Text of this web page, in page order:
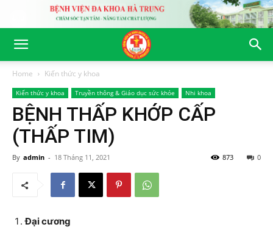
Home Kiến thức y khoa
Kiến thức y khoa Truyền thông & Giáo dục sức khỏe Nhi khoa
BỆNH THẤP KHỚP CẤP
(THẤP TIM)
By admin - 18 Tháng 11, 2021 0
873
Đại cương